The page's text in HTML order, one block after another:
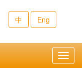
中 Eng